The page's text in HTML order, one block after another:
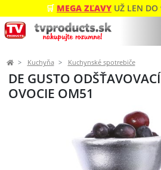
🛒 MEGA ZĽAVY UŽ LEN DO
Kuchyňa Kuchynské spotrebiče
DE GUSTO
OVOCIE OM51